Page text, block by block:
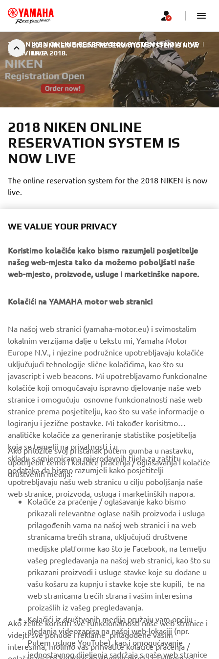
2018 NIKEN ONLINE RESERVATION SYSTEM IS NOW
LIVE
2018 NIKEN ONLINE RESERVATION SYSTEM IS NOW LIVE |
15. SVIBNJA 2018.
2018 NIKEN ONLINE
RESERVATION SYSTEM IS
NOW LIVE
The online reservation system for the 2018 NIKEN is now
live.
The NIKEN will be available exclusively via an online
reservation system that will go live on Wednesday 16th
May at 19:00 hours CEST. Potential customers wishing to
should log on tohttps://niken.yamaha-motor.eu
Yamaha will notify all applicants within 3 working days if a
unit is allocated to them, and if your registration is
accepted you will receive details of the supplying dealer as
well as information on the next steps for the purchase and
delivery of your new NIKEN.
Click here to register your NIKEN »
CORPORATE
FOR BUSINESS
MORE YAMAHA
SUPPORT
BILTEN
Budite prvi koji će saznati o najnovijim ponudama, posebnim
događajima, novim izdanjima i još mnogo toga
WE VALUE YOUR PRIVACY
Koristimo kolačiće kako bismo razumjeli posjetitelje
našeg web-mjesta tako da možemo poboljšati naše
web-mjesto, proizvode, usluge i marketinške napore.
Kolačići na YAMAHA motor web stranici
Na našoj web stranici (yamaha-motor.eu) i svimostalim
lokalnim verzijama dalje u tekstu mi, Yamaha Motor
Europe N.V., i njezine podružnice upotrebljavaju kolačiće
uključujući tehnologije slične kolačićima, kao što su
javascript i web beacons. Mi upotrebljavamo funkcionalne
kolačiće koji omogučavaju ispravno djelovanje naše web
stranice i omogučuju osnovne funkcionalnosti naše web
stranice prema posjetitelju, kao što su vaše informacije o
logiranju i jezične postavke. Mi također korisitmo
analitičke kolačiće za generiranje statistike posjetitelja
koja se temelji na privatnosti i u
skladu s smjernicama mjerodavnih tijela za zaštitu
podataka da bismo razumjeli kako posjetitelji
upotrebljavaju našu web stranicu u cilju poboljšanja naše
web stranice, proizvoda, usluga i marketinških napora.
Ako priložite svoj pristanak putem gumba u nastavku,
upotrijebit ćemo i kolačiće praćenja / oglašavanja i kolačiće
društvenih medija:
Kolačiće za praćenje / oglašavanje kako bismo
prikazali relevantne oglase naših proizvoda i usluga
prilagođenih vama na našoj web stranici i na web
stranicama trećih strana, uključujući društvene
medijske platforme kao što je Facebook, na temelju
vašeg pregledavanja na našoj web stranici, kao što su
prikazani proizvodi i usluge stavke koje su dodane u
vašu košaru za kupnju i stavke koje ste kupili, te na
web stranicama trećih strana i vašim interesima
proizašlih iz vašeg pregledavanja.
Kolačići iz društvenih medija pružaju vam opciju
gledanja videozapisa na našoj web-lokaciji (npr.
Putem usluge YouTube), kao i omogućavanje
jednostavnog dijeljenja sadržaja s naše web stranice
Ako želite koristiti sve funkcionalnosti naše web stranice i
videjti sve ponude i reklame prilagođene vašim
interesima, molimo vas prihvatite kolačiće praćenja /